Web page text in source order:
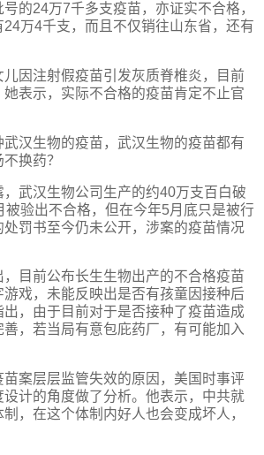
的24万7千多支疫苗，亦证实不合格，
24万4千支，而且不仅销往山东省，还有
因注射假疫苗引发灰质脊椎炎，目前
表示，实际不合格的疫苗肯定不止官
汉生物的疫苗，武汉生物的疫苗都有
换药？
，武汉生物公司生产的约40万支百白破
被验出不合格，但在今年5月底只是被行
罚书至今仍未公开，涉案的疫苗情况
目前公布长生生物出产的不合格疫苗
戏，未能反映出是否有孩童因接种后
，由于目前对于是否接种了疫苗造成
，若当局有意包庇药厂，有可能加入
案层层监管失效的原因，美国时事评
计的角度做了分析。他表示，中共就
，在这个体制内好人也会变成坏人，